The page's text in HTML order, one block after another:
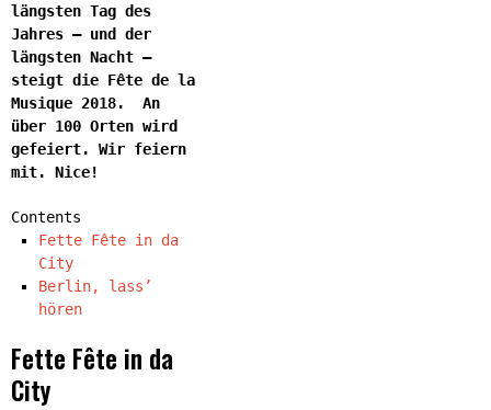
längsten Tag des
Jahres – und der
längsten Nacht –
steigt die Fête de la
Musique 2018. An
über 100 Orten wird
gefeiert. Wir feiern
mit. Nice!
Contents
Fette Fête in da
City
Berlin, lass’
hören
Fette Fête in da
City